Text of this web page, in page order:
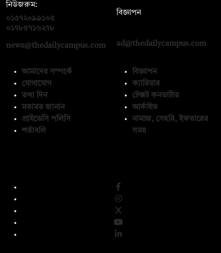
নিউজরুম:
০১৫৭২০৯৯১০৫
০১৭৮৫৭১৬২৭৮
news@thedailycampus.com
বিজ্ঞাপন
ad@thedailycampus.com
আমাদের সম্পর্কে
যোগাযোগ
তথ্য দিন
মতামত জানান
প্রাইভেসি পলিসি
শর্তাবলি
বিজ্ঞাপন
ক্যারিয়ার
টেক্সট কনভার্টার
আর্কাইভ
নামাজ, সেহরি, ইফতারের
সময়